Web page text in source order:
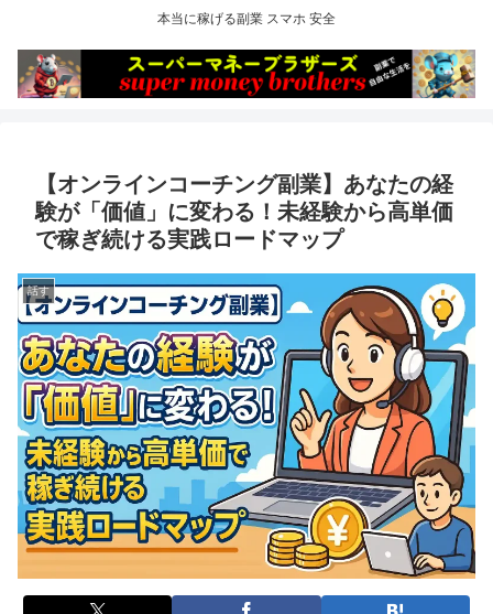
本当に稼げる副業 スマホ 安全
【オンラインコーチング副業】あなたの経
験が「価値」に変わる！未経験から高単価
で稼ぎ続ける実践ロードマップ
話す